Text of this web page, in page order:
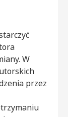
W
przez